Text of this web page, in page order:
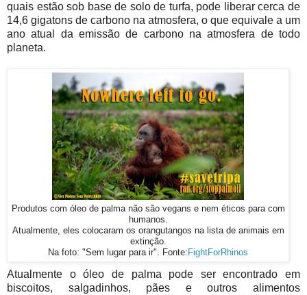
quais estão sob base de solo de turfa, pode liberar cerca de
14,6 gigatons de carbono na atmosfera, o que equivale a um
ano atual da emissão de carbono na atmosfera de todo
planeta.
Produtos com óleo de palma não são vegans e nem éticos para com
humanos.
Atualmente, eles colocaram os orangutangos na lista de animais em
extinção.
Na foto: "Sem lugar para ir". Fonte: FightForRhinos
Atualmente o óleo de palma pode ser encontrado em
biscoitos, salgadinhos, pães e outros alimentos